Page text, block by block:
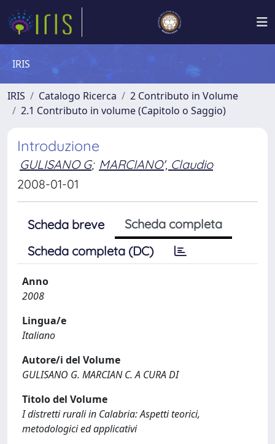
IRIS
IRIS Catalogo Ricerca
2 Contributo in Volume
2.1 Contributo in volume (Capitolo o Saggio)
Introduzione
GULISANO G; MARCIANO', Claudio
2008-01-01
Scheda breve
Scheda completa
Scheda completa (DC)
Anno
2008
Lingua/e
Italiano
Autore/i del Volume
GULISANO G. MARCIAN C. A CURA DI
Titolo del Volume
I distretti rurali in Calabria: Aspetti teorici,
metodologici ed applicativi